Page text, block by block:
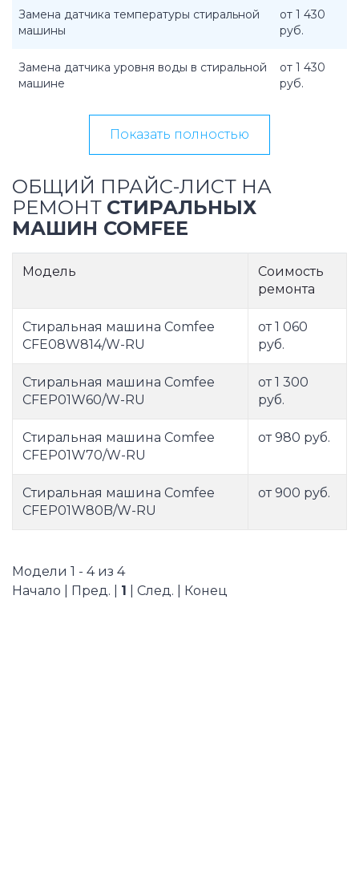
Замена датчика температуры стиральной
машины
от 1 430
руб.
Замена датчика уровня воды в стиральной
машине
от 1 430
руб.
Показать полностью
ОБЩИЙ ПРАЙС-ЛИСТ НА
РЕМОНТ СТИРАЛЬНЫХ
МАШИН COMFEE
Модель
Соимость
ремонта
Стиральная машина Comfee
CFE08W814/W-RU
от 1 060
руб.
Стиральная машина Comfee
CFEP01W60/W-RU
от 1 300
руб.
Стиральная машина Comfee
CFEP01W70/W-RU
от 980 руб.
Стиральная машина Comfee
CFEP01W80B/W-RU
от 900 руб.
Модели 1 - 4 из 4
Начало | Пред. | 1 | След. | Конец